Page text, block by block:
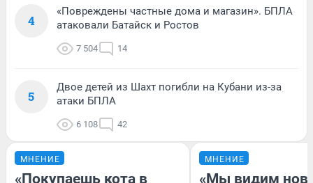
4
«Повреждены частные дома и магазин». БПЛА
атаковали Батайск и Ростов
7 504 14
5
Двое детей из Шахт погибли на Кубани из-за
атаки БПЛА
6 108 42
МНЕНИЕ
«Покупаешь кота в
МНЕНИЕ
«Мы видим